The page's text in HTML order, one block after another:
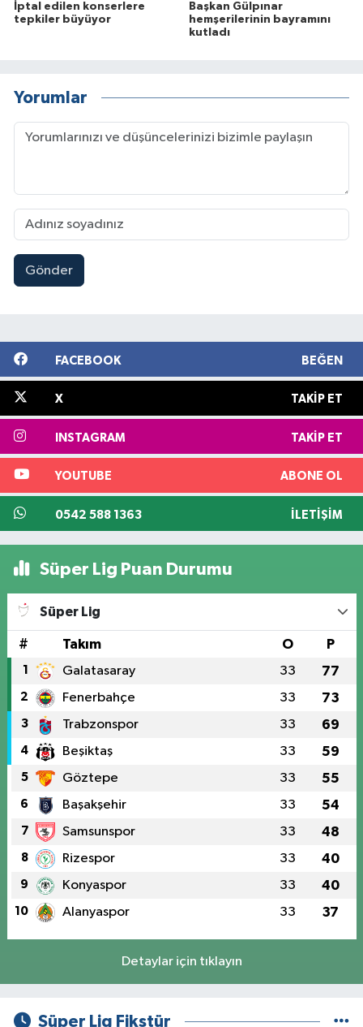
İptal edilen konserlere
tepkiler büyüyor
Başkan Gülpınar
hemşerilerinin bayramını
kutladı
Yorumlar
Gönder
FACEBOOK BEĞEN
X TAKIP ET
INSTAGRAM TAKIP ET
YOUTUBE ABONE OL
0542 588 1363 İLETIŞIM
Süper Lig Puan Durumu
Süper Lig
# Takım O P
1 Galatasaray 33 77
2 Fenerbahçe 33 73
3 Trabzonspor 33 69
4 Beşiktaş 33 59
5 Göztepe 33 55
6 Başakşehir 33 54
7 Samsunspor 33 48
8 Rizespor 33 40
9 Konyaspor 33 40
10 Alanyaspor 33 37
Detaylar için tıklayın
Süper Lig Fikstür